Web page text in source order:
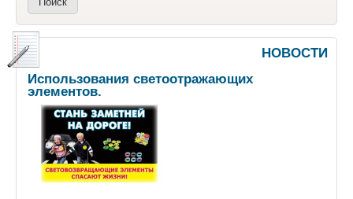
НОВОСТИ
Использования светоотражающих
элементов.